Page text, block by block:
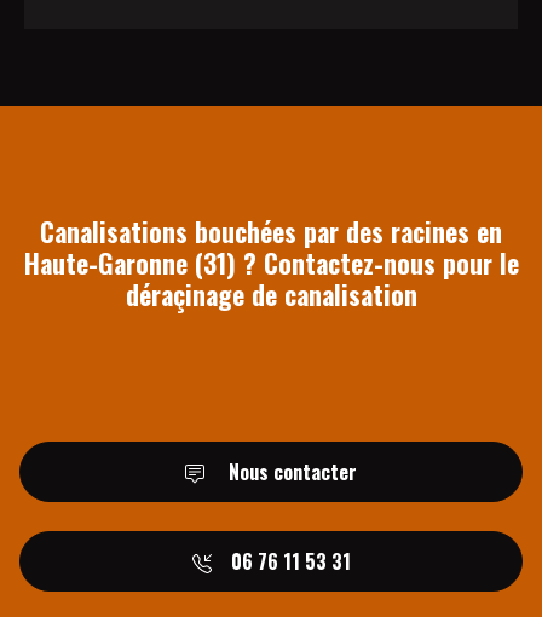
Canalisations bouchées par des racines en
Haute-Garonne (31) ? Contactez-nous pour le
déraçinage de canalisation
Nous contacter
06 76 11 53 31